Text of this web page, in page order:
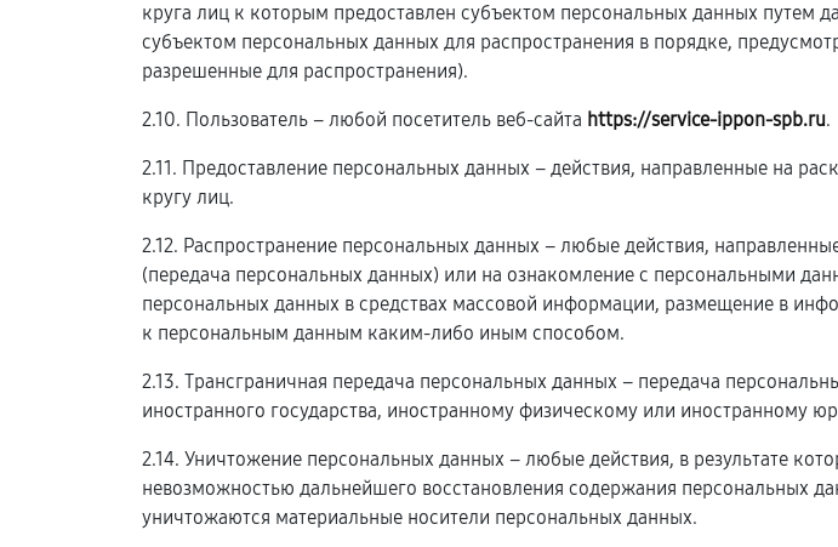
круга лиц к которым предоставлен субъектом персональных данных путем
субъектом персональных данных для распространения в порядке,
разрешенные для распространения).
2.10. Пользователь – любой посетитель веб-сайта https://service-ippon-spb.ru.
2.11. Предоставление персональных данных – действия, направленные на
кругу лиц.
2.12. Распространение персональных данных – любые действия,
(передача персональных данных) или на ознакомление с персональными
персональных данных в средствах массовой информации, размещение в
к персональным данным каким-либо иным способом.
2.13. Трансграничная передача персональных данных – передача
иностранного государства, иностранному физическому или иностранному
2.14. Уничтожение персональных данных – любые действия, в результате
невозможностью дальнейшего восстановления содержания персональных
уничтожаются материальные носители персональных данных.